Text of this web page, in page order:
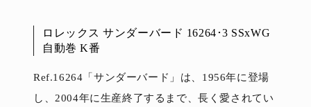
ロレックス サンダーバード 16264･3 SSxWG
自動巻 K番
Ref.16264「サンダーバード」は、1956年に登場
し、2004年に生産終了するまで、長く愛されてい